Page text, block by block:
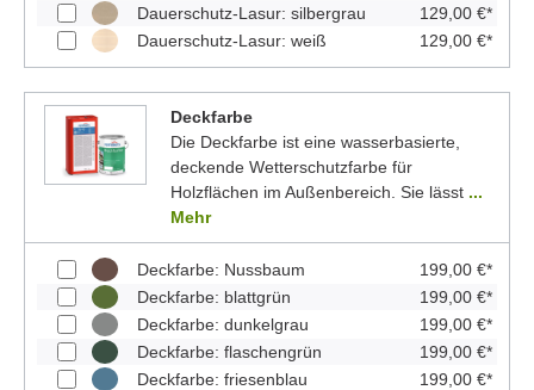
Dauerschutz-Lasur: silbergrau
129,00 €*
Dauerschutz-Lasur: weiß
129,00 €*
Deckfarbe
Die Deckfarbe ist eine wasserbasierte,
deckende Wetterschutzfarbe für
Holzflächen im Außenbereich. Sie lässt ...
Mehr
Deckfarbe: Nussbaum
199,00 €*
Deckfarbe: blattgrün
199,00 €*
Deckfarbe: dunkelgrau
199,00 €*
Deckfarbe: flaschengrün
199,00 €*
Deckfarbe: friesenblau
199,00 €*